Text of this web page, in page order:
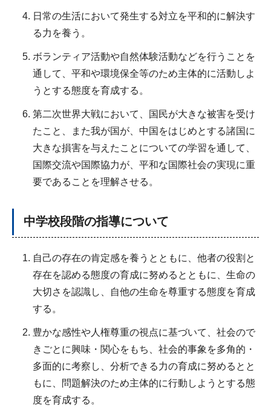
日常の生活において発生する対立を平和的に解決す
る力を養う。
ボランティア活動や自然体験活動などを行うことを
通して、平和や環境保全等のため主体的に活動しよ
うとする態度を育成する。
第二次世界大戦において、国民が大きな被害を受け
たこと、また我が国が、中国をはじめとする諸国に
大きな損害を与えたことについての学習を通して、
国際交流や国際協力が、平和な国際社会の実現に重
要であることを理解させる。
中学校段階の指導について
自己の存在の肯定感を養うとともに、他者の役割と
存在を認める態度の育成に努めるとともに、生命の
大切さを認識し、自他の生命を尊重する態度を育成
する。
豊かな感性や人権尊重の視点に基づいて、社会ので
きごとに興味・関心をもち、社会的事象を多角的・
多面的に考察し、分析できる力の育成に努めるとと
もに、問題解決のため主体的に行動しようとする態
度を育成する。